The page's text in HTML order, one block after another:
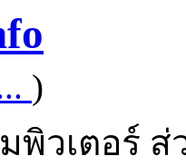
)
พิวเตอร์